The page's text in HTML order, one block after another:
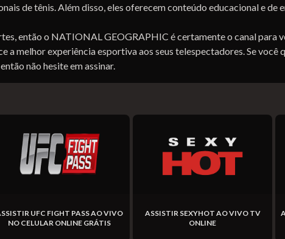
de tênis. Além disso, eles oferecem conteúdo educacional e
então o NATIONAL GEOGRAPHIC é certamente o canal para
a melhor experiência esportiva aos seus telespectadores. Se
não hesite em assinar.
UFC FIGHT PASS AO VIVO
NO CELULAR ONLINE GRÁTIS
ASSISTIR SEXYHOT AO VIVO TV
ONLINE